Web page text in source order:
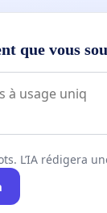
que vous
L’IA rédigera